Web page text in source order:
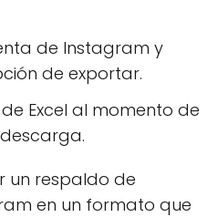
de Instagram y
de exportar.
Excel al momento de
un respaldo de
en un formato que